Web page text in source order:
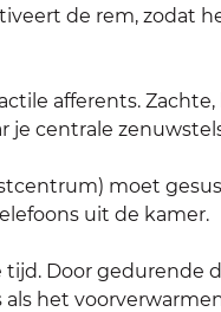
de rem, zodat
afferents.
je centrale
moet
uit de kamer.
tijd. Door gedurende
het